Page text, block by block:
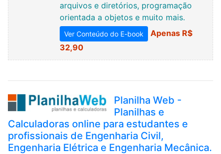
arquivos e diretórios, programação
orientada a objetos e muito mais.
Ver Conteúdo do E-book
Apenas R$
32,90
Planilha Web -
Planilhas e
Calculadoras online para estudantes e
profissionais de Engenharia Civil,
Engenharia Elétrica e Engenharia Mecânica.